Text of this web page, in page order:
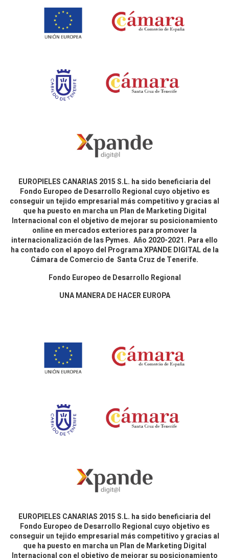
EUROPIELES CANARIAS 2015 S.L. ha sido beneficiaria del
Fondo Europeo de Desarrollo Regional cuyo objetivo es
conseguir un tejido empresarial más competitivo y gracias al
que ha puesto en marcha un Plan de Marketing Digital
Internacional con el objetivo de mejorar su posicionamiento
online en mercados exteriores para promover la
internacionalización de las Pymes. Año 2020-2021. Para ello
ha contado con el apoyo del Programa XPANDE DIGITAL de la
Cámara de Comercio de Santa Cruz de Tenerife.
Fondo Europeo de Desarrollo Regional
UNA MANERA DE HACER EUROPA
EUROPIELES CANARIAS 2015 S.L. ha sido beneficiaria del
Fondo Europeo de Desarrollo Regional cuyo objetivo es
conseguir un tejido empresarial más competitivo y gracias al
que ha puesto en marcha un Plan de Marketing Digital
Internacional con el objetivo de mejorar su posicionamiento